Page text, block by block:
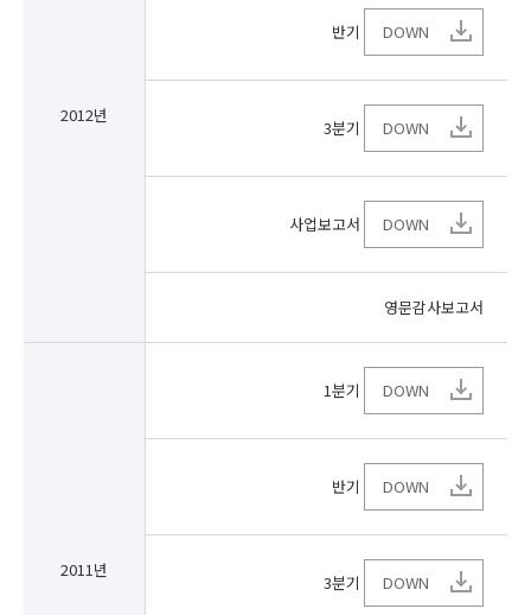
2012년
반기 DOWN
3분기 DOWN
사업보고서 DOWN
영문감사보고서
2011년
1분기 DOWN
반기 DOWN
3분기 DOWN